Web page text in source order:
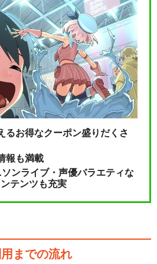
るお得なクーポン盛りだくさ
報も満載
ンライブ・声優バラエティな
テンツも充実
までの流れ